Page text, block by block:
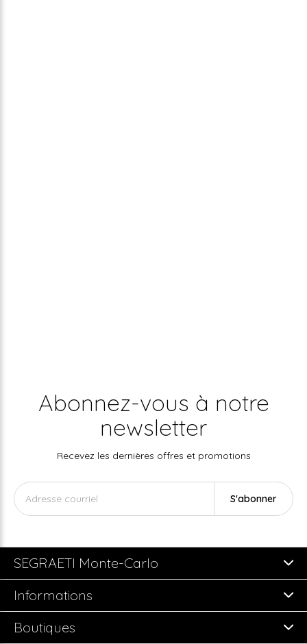
Abonnez-vous à notre
newsletter
Recevez les dernières offres et promotions
S'abonner
SEGRAETI Monte-Carlo
Informations
Boutiques